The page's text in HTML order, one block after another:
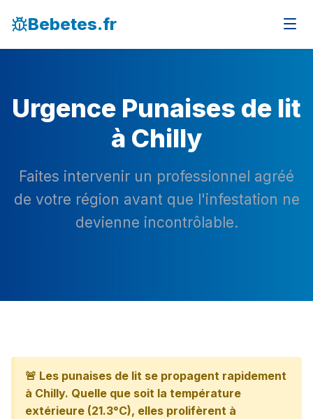
Bebetes.fr
Urgence Punaises de lit
à Chilly
Faites intervenir un professionnel agréé
de votre région avant que l'infestation ne
devienne incontrôlable.
🚨 Les punaises de lit se propagent rapidement
à Chilly. Quelle que soit la température
extérieure (21.3°C), elles prolifèrent à